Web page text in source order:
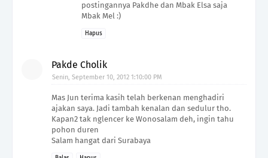
postingannya Pakdhe dan Mbak Elsa saja
Mbak Mel :)
Hapus
Pakde Cholik
Senin, September 10, 2012 1:10:00 PM
Mas Jun terima kasih telah berkenan menghadiri
ajakan saya. Jadi tambah kenalan dan sedulur tho.
Kapan2 tak nglencer ke Wonosalam deh, ingin tahu
pohon duren
Salam hangat dari Surabaya